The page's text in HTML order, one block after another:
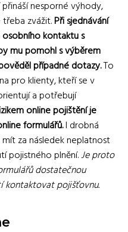
nesporné výhody,
zvážit.Při sjednávání
kontaktu s
mu pomohl s výběrem
případné dotazy.To
pro klienty, kteří se v
a potřebují
online pojištění je
formulářů.I drobná
za následek neplatnost
pojistného plnění.Je proto
dostatečnou
kontaktovat pojišťovnu.